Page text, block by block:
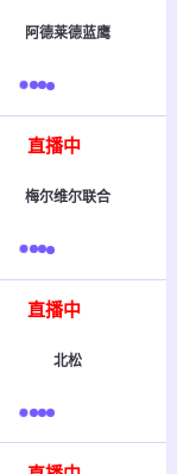
阿德莱德蓝鹰
直播中
梅尔维尔联合
直播中
北松